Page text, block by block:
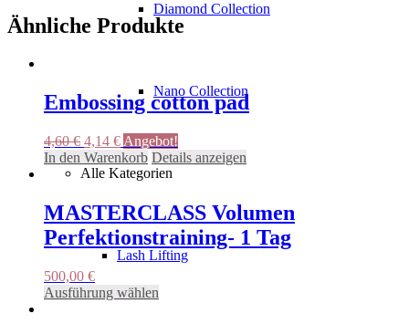
Diamond Collection
Nano Collection
Alle Kategorien
Lash Lifting
Ähnliche Produkte
Embossing cotton pad
4,60€ Ursprünglicher
Preis
war:
4,14 €Aktueller
Preis
ist:
Angebot!
In den Warenkorb Details anzeigen
MASTERCLASS Volumen
Perfektionstraining- 1 Tag
500,00 €
Ausführung wählen